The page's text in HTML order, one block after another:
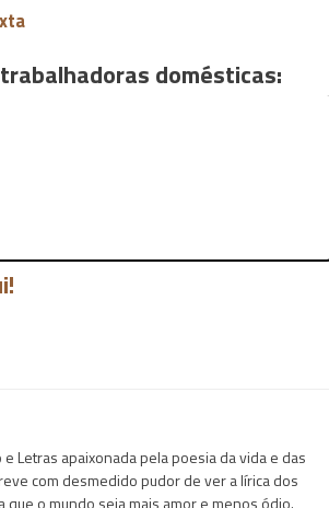
domésticas:
Letras apaixonada pela poesia da vida e das
com desmedido pudor de ver a lírica dos
o mundo seja mais amor e menos ódio.